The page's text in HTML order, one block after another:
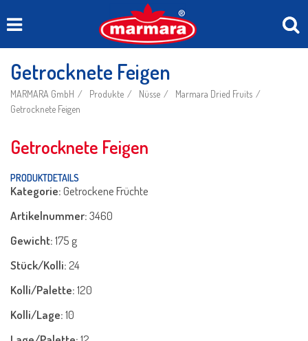
Getrocknete Feigen
MARMARA GmbH Produkte Nüsse
Marmara Dried Fruits
Getrocknete Feigen
Getrocknete Feigen
PRODUKTDETAILS
Kategorie:Getrockene Früchte
Artikelnummer:3460
Gewicht:175 g
Stück/Kolli:24
Kolli/Palette:120
Kolli/Lage:10